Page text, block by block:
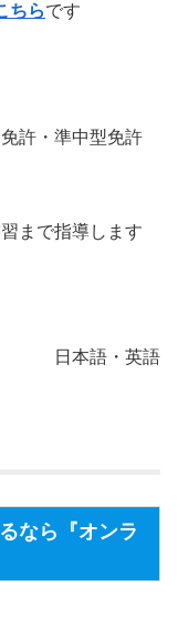
ちらです
許・準中型免許
まで指導します
日本語・英語
なら『オンラ